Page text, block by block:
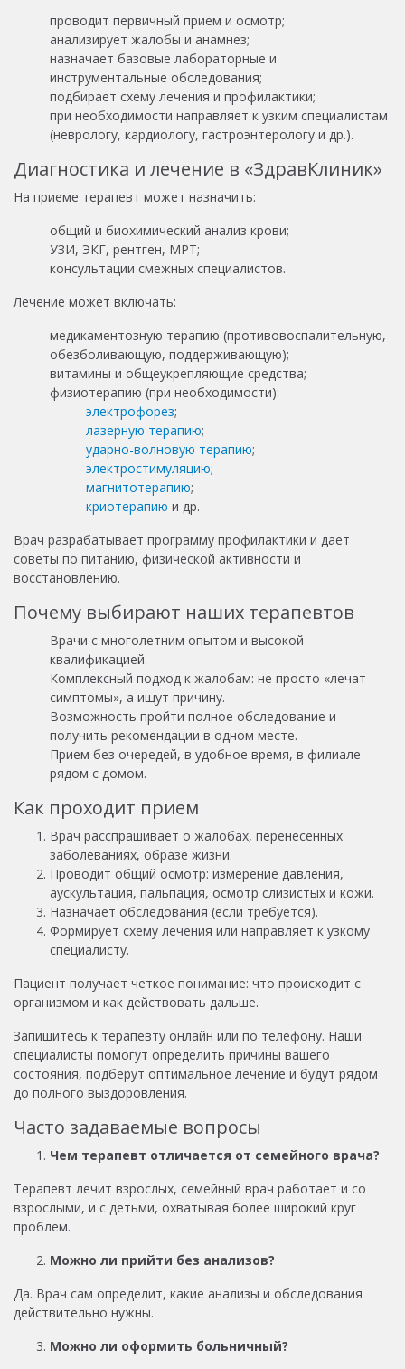
проводит первичный прием и осмотр;
анализирует жалобы и анамнез;
назначает базовые лабораторные и
инструментальные обследования;
подбирает схему лечения и профилактики;
при необходимости направляет к узким специалистам
(неврологу, кардиологу, гастроэнтерологу и др.).
Диагностика и лечение в «ЗдравКлиник»
На приеме терапевт может назначить:
общий и биохимический анализ крови;
УЗИ, ЭКГ, рентген, МРТ;
консультации смежных специалистов.
Лечение может включать:
медикаментозную терапию (противовоспалительную,
обезболивающую, поддерживающую);
витамины и общеукрепляющие средства;
физиотерапию (при необходимости):
электрофорез;
лазерную терапию;
ударно-волновую терапию;
электростимуляцию;
магнитотерапию;
криотерапию и др.
Врач разрабатывает программу профилактики и дает
советы по питанию, физической активности и
восстановлению.
Почему выбирают наших терапевтов
Врачи с многолетним опытом и высокой
квалификацией.
Комплексный подход к жалобам: не просто «лечат
симптомы», а ищут причину.
Возможность пройти полное обследование и
получить рекомендации в одном месте.
Прием без очередей, в удобное время, в филиале
рядом с домом.
Как проходит прием
Врач расспрашивает о жалобах, перенесенных
заболеваниях, образе жизни.
Проводит общий осмотр: измерение давления,
аускультация, пальпация, осмотр слизистых и кожи.
Назначает обследования (если требуется).
Формирует схему лечения или направляет к узкому
специалисту.
Пациент получает четкое понимание: что происходит с
организмом и как действовать дальше.
Запишитесь к терапевту онлайн или по телефону. Наши
специалисты помогут определить причины вашего
состояния, подберут оптимальное лечение и будут рядом
до полного выздоровления.
Часто задаваемые вопросы
Чем терапевт отличается от семейного врача?
Терапевт лечит взрослых, семейный врач работает и со
взрослыми, и с детьми, охватывая более широкий круг
проблем.
Можно ли прийти без анализов?
Да. Врач сам определит, какие анализы и обследования
действительно нужны.
Можно ли оформить больничный?